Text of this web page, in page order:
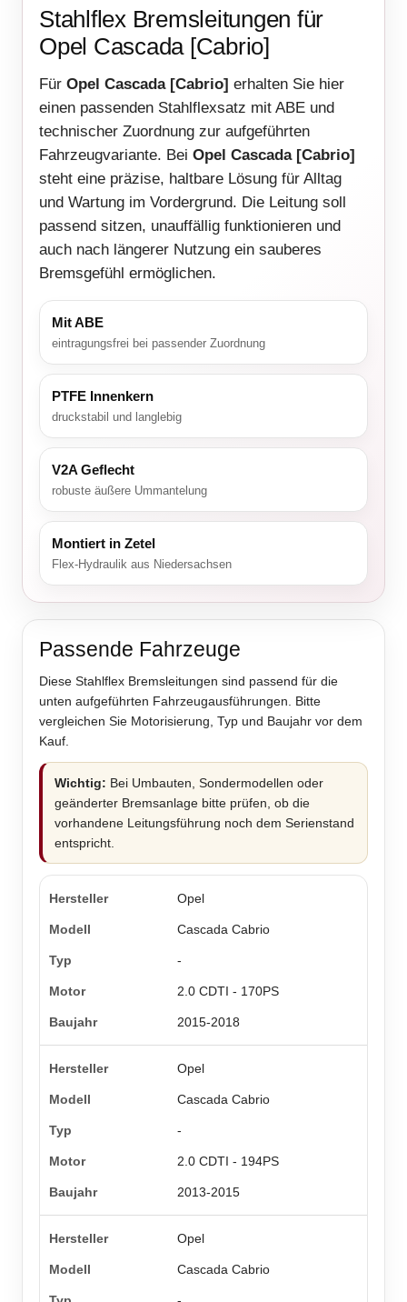
Stahlflex Bremsleitungen für
Opel Cascada [Cabrio]
Für Opel Cascada [Cabrio] erhalten Sie hier
einen passenden Stahlflexsatz mit ABE und
technischer Zuordnung zur aufgeführten
Fahrzeugvariante. Bei Opel Cascada [Cabrio]
steht eine präzise, haltbare Lösung für Alltag
und Wartung im Vordergrund. Die Leitung soll
passend sitzen, unauffällig funktionieren und
auch nach längerer Nutzung ein sauberes
Bremsgefühl ermöglichen.
Mit ABE
eintragungsfrei bei passender Zuordnung
PTFE Innenkern
druckstabil und langlebig
V2A Geflecht
robuste äußere Ummantelung
Montiert in Zetel
Flex-Hydraulik aus Niedersachsen
Passende Fahrzeuge
Diese Stahlflex Bremsleitungen sind passend für die
unten aufgeführten Fahrzeugausführungen. Bitte
vergleichen Sie Motorisierung, Typ und Baujahr vor dem
Kauf.
Wichtig: Bei Umbauten, Sondermodellen oder
geänderter Bremsanlage bitte prüfen, ob die
vorhandene Leitungsführung noch dem Serienstand
entspricht.
Opel
Cascada Cabrio
-
2.0 CDTI - 170PS
2015-2018
Opel
Cascada Cabrio
-
2.0 CDTI - 194PS
2013-2015
Opel
Cascada Cabrio